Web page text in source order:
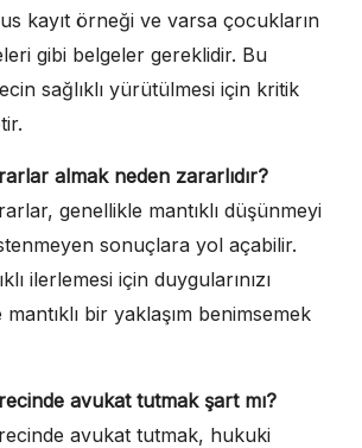
kayıt örneği ve varsa çocukların
gibi belgeler gereklidir. Bu
sağlıklı yürütülmesi için kritik
almak neden zararlıdır?
genellikle mantıklı düşünmeyi
sonuçlara yol açabilir.
ilerlemesi için duygularınızı
bir yaklaşım benimsemek
avukat tutmak şart mı?
avukat tutmak, hukuki